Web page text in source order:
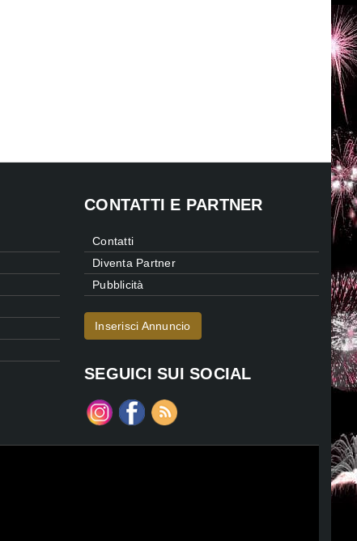
CONTATTI E PARTNER
Contatti
Diventa Partner
Pubblicità
Inserisci Annuncio
SEGUICI SUI SOCIAL